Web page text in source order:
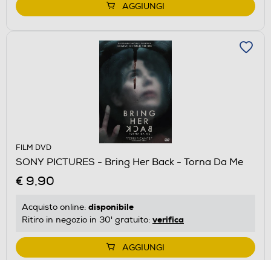
AGGIUNGI
FILM DVD
SONY PICTURES - Bring Her Back - Torna Da Me
€ 9,90
Acquisto online: disponibile
Ritiro in negozio in 30' gratuito: verifica
AGGIUNGI